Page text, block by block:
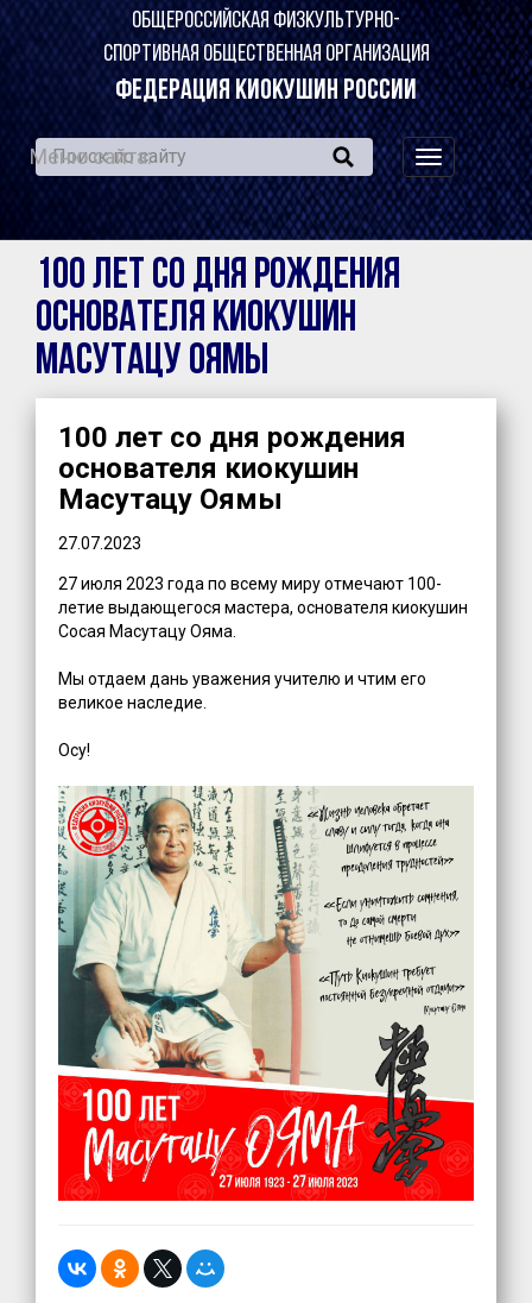
ОБЩЕРОССИЙСКАЯ ФИЗКУЛЬТУРНО-
СПОРТИВНАЯ ОБЩЕСТВЕННАЯ ОРГАНИЗАЦИЯ
ФЕДЕРАЦИЯ КИОКУШИН РОССИИ
навигация
по
сайту
Меню сайта:
100 лет со дня рождения
основателя киокушин
Масутацу Оямы
100 лет со дня рождения
основателя киокушин
Масутацу Оямы
27.07.2023
27 июля 2023 года по всему миру отмечают 100-
летие выдающегося мастера, основателя киокушин
Сосая Масутацу Ояма.
Мы отдаем дань уважения учителю и чтим его
великое наследие.
Осу!